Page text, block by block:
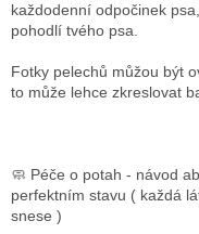
každodenní odpočinek
pohodlí tvého psa.
Fotky pelechů můžou být
to může lehce zkreslovat
🧼 Péče o potah - návod
perfektním stavu ( každá
snese )